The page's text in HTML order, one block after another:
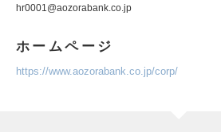
hr0001@aozorabank.co.jp
ホームページ
https://www.aozorabank.co.jp/corp/